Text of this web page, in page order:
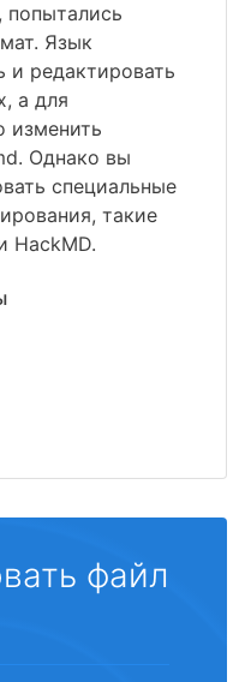
попытались
Язык
и редактировать
а для
изменить
Однако вы
специальные
такие
HackMD.
файл